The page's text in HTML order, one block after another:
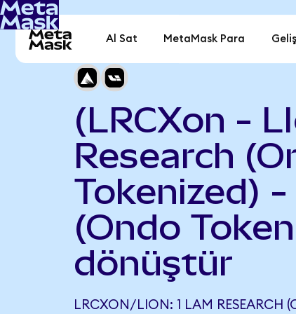
Al Sat MetaMask Para
(LRCXon -
Research
Tokenized)
(Ondo
dönüştür
LRCXON/LION: 1 LAM RESEARCH